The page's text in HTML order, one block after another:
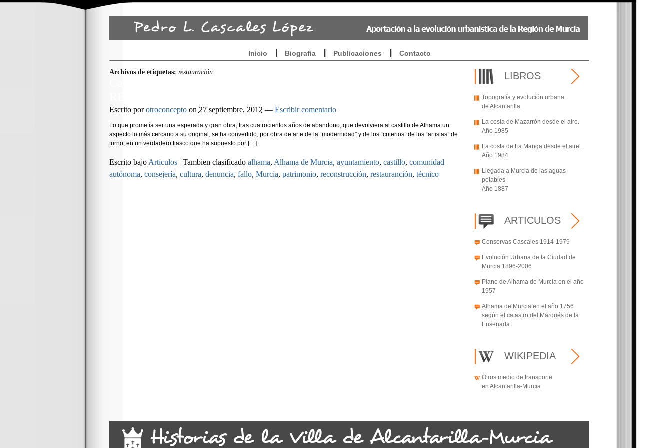
Inicio Biografia Publicaciones Contacto
Archivos de etiquetas: restauración
Escrito porotroconcepto on 27 septiembre, 2012 — Escribir comentario
Lo que prometía ser una esperada y gran obra, tras cuatrocientos años de abandono, que devolviera al castillo de Alhama un
aspecto lo más cercano a su original, se ha convertido, por obra de arte de la “modernidad” y de los “criterios” de los “artistas” de
turno, en un verdadero fiasco que ha supuesto por […]
Escrito bajo Articulos | Tambien clasificado alhama, Alhama de Murcia, ayuntamiento, castillo, comunidad
autónoma, consejería, cultura, denuncia, fallo, Murcia, patrimonio, reconstrucción, restauranción, técnico
LIBROS
Topografía y evolución urbana
de Alcantarilla
La costa de Mazarrón desde el aire.
Año 1985
La costa de La Manga desde el aire.
Año 1984
Llegada a Murcia de las aguas
potables
Año 1887
ARTICULOS
Conservas Cascales 1914-1979
Evolución Urbana de la Ciudad de
Murcia 1896-2006
Plano de Alhama de Murcia en el año
1957
Alhama de Murcia en el año 1756
según el catastro del Marqués de la
Ensenada
WIKIPEDIA
Otros medio de transporte
en Alcantarilla-Murcia